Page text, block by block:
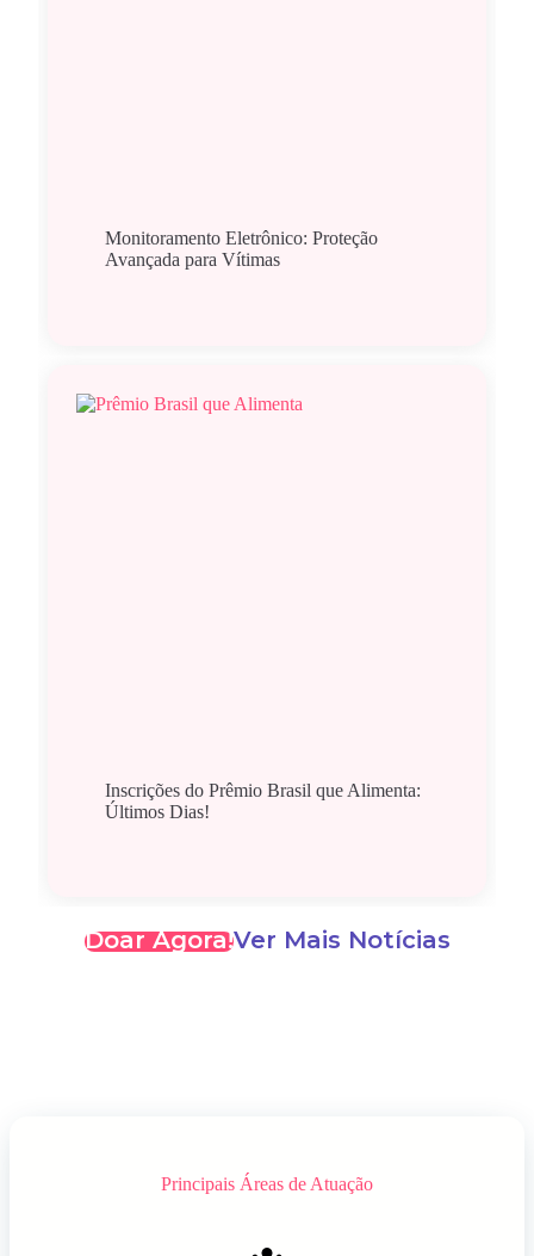
Monitoramento Eletrônico: Proteção
Avançada para Vítimas
Inscrições do Prêmio Brasil que Alimenta:
Últimos Dias!
Doar Agora!Ver Mais Notícias
Principais Áreas de Atuação